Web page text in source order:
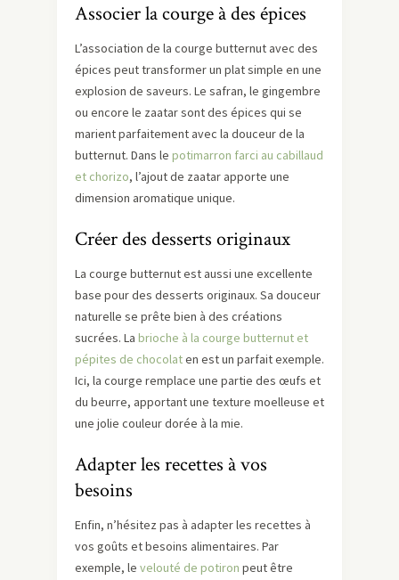
Associer la courge à des épices
L’association de la courge butternut avec des
épices peut transformer un plat simple en une
explosion de saveurs. Le safran, le gingembre
ou encore le zaatar sont des épices qui se
marient parfaitement avec la douceur de la
butternut. Dans le potimarron farci au cabillaud
et chorizo, l’ajout de zaatar apporte une
dimension aromatique unique.
Créer des desserts originaux
La courge butternut est aussi une excellente
base pour des desserts originaux. Sa douceur
naturelle se prête bien à des créations
sucrées. La brioche à la courge butternut et
pépites de chocolaten est un parfait exemple.
Ici, la courge remplace une partie des œufs et
du beurre, apportant une texture moelleuse et
une jolie couleur dorée à la mie.
Adapter les recettes à vos
besoins
Enfin, n’hésitez pas à adapter les recettes à
vos goûts et besoins alimentaires. Par
exemple, le velouté de potiron peut être